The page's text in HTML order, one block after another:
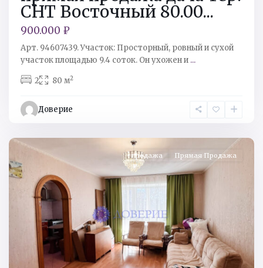
СНТ Восточный 80.00...
900.000 ₽
Арт. 94607439. Участок: Просторный, ровный и сухой
участок площадью 9.4 соток. Он ухожен и ...
2 80 м2
Доверие
Кингисеппский
р-
н,
продажа Прямая Продажа